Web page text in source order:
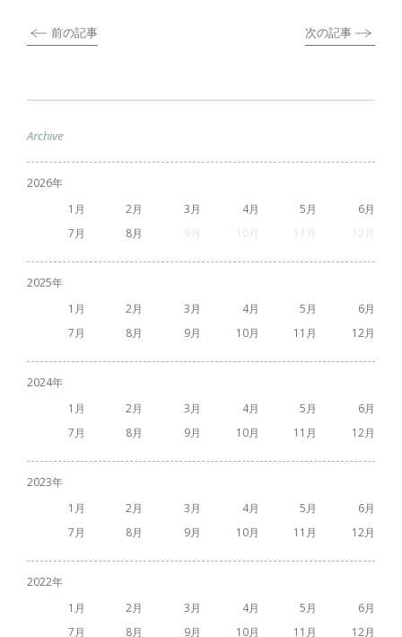
前の記事 次の記事
Archive
2026
1
2 3 4 5
6
7
8 9 10 11 12
2025
1
2 3 4 5
6
7
8 9 10 11 12
2024
1
2 3 4 5
6
7
8 9 10 11 12
2023
1
2 3 4 5
6
7
8 9 10 11 12
2022
1
2 3 4 5
6
7
8 9 10 11 12